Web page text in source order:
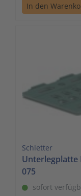
In den
Schletter
Unterlegplatte
075
sofort